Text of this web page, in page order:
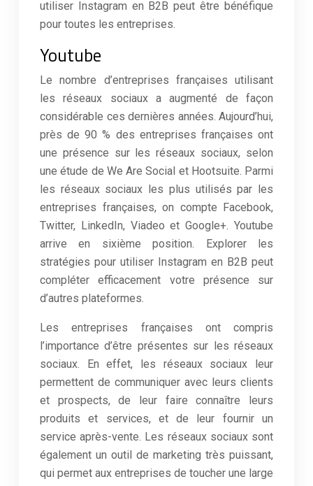
utiliser Instagram en B2B peut être bénéfique
pour toutes les entreprises.
Youtube
Le nombre d’entreprises françaises utilisant
les réseaux sociaux a augmenté de façon
considérable ces dernières années. Aujourd’hui,
près de 90 % des entreprises françaises ont
une présence sur les réseaux sociaux, selon
une étude de We Are Social et Hootsuite. Parmi
les réseaux sociaux les plus utilisés par les
entreprises françaises, on compte Facebook,
Twitter, LinkedIn, Viadeo et Google+. Youtube
arrive en sixième position. Explorer les
stratégies pour utiliser Instagram en B2B peut
compléter efficacement votre présence sur
d’autres plateformes.
Les entreprises françaises ont compris
l’importance d’être présentes sur les réseaux
sociaux. En effet, les réseaux sociaux leur
permettent de communiquer avec leurs clients
et prospects, de leur faire connaître leurs
produits et services, et de leur fournir un
service après-vente. Les réseaux sociaux sont
également un outil de marketing très puissant,
qui permet aux entreprises de toucher une large